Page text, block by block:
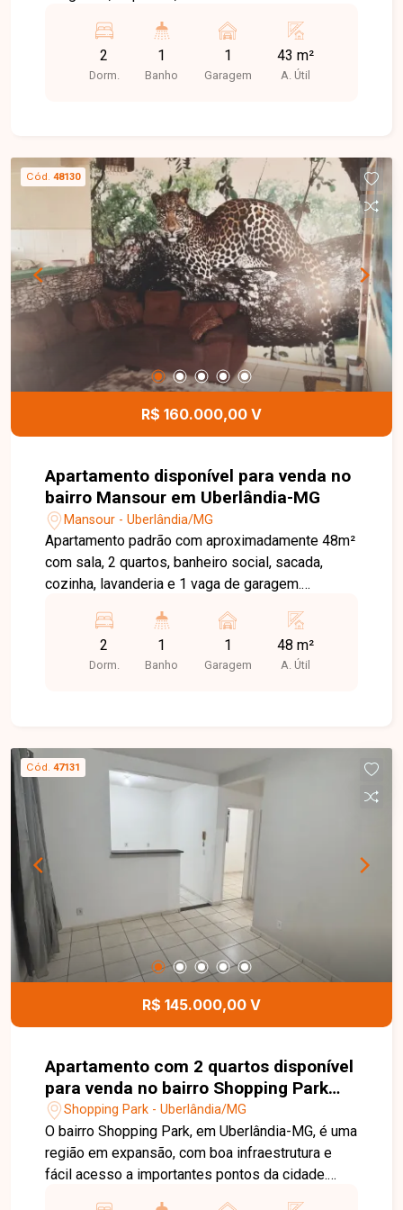
Unidade no segundo piso tem garagem
descoberta,
2
Dorm.
1
Banho
1
Garagem
43 m²
A. Útil
Cód. 48130
R$ 160.000,00 V
Apartamento disponível para venda no
bairro Mansour em Uberlândia-MG
Mansour - Uberlândia/MG
Apartamento padrão com aproximadamente 48m²
com sala, 2 quartos, banheiro social, sacada,
cozinha, lavanderia e 1 vaga de garagem.
2
Dorm.
1
Banho
1
Garagem
48 m²
A. Útil
Cód. 47131
R$ 145.000,00 V
Apartamento com 2 quartos disponível
para venda no bairro Shopping Park
em Uberlândia-MG
Shopping Park - Uberlândia/MG
O bairro Shopping Park, em Uberlândia-MG, é uma
região em expansão, com boa infraestrutura e
fácil acesso a importantes pontos da cidade.